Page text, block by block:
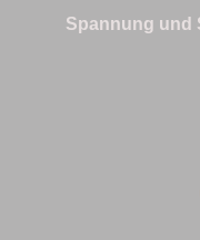
Spannung und